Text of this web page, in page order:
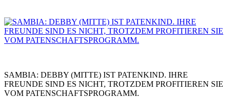
SAMBIA: DEBBY (MITTE) IST PATENKIND. IHRE
FREUNDE SIND ES NICHT, TROTZDEM PROFITIEREN SIE
VOM PATENSCHAFTSPROGRAMM.